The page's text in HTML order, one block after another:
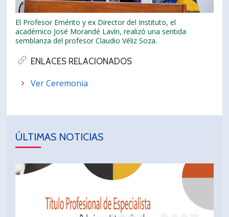
El Profesor Emérito y ex Director del Instituto, el
académico José Morandé Lavín, realizó una sentida
semblanza del profesor Claudio Véliz Soza.
ENLACES RELACIONADOS
Ver Ceremonia
ÚLTIMAS NOTICIAS